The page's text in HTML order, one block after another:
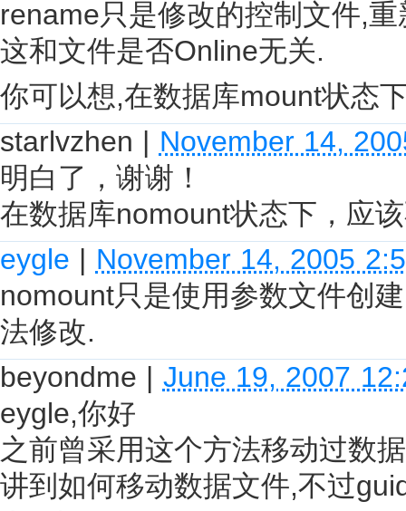
rename只是修改的控制文件,
这和文件是否Online无关.
你可以想,在数据库mount状态
starlvzhen | November 14,
明白了，谢谢！
在数据库nomount状态下，应
eygle | November 14, 2005
nomount只是使用参数文件创
法修改.
beyondme | June 19, 2007
eygle,你好
之前曾采用这个方法移动过数
讲到如何移动数据文件,不过